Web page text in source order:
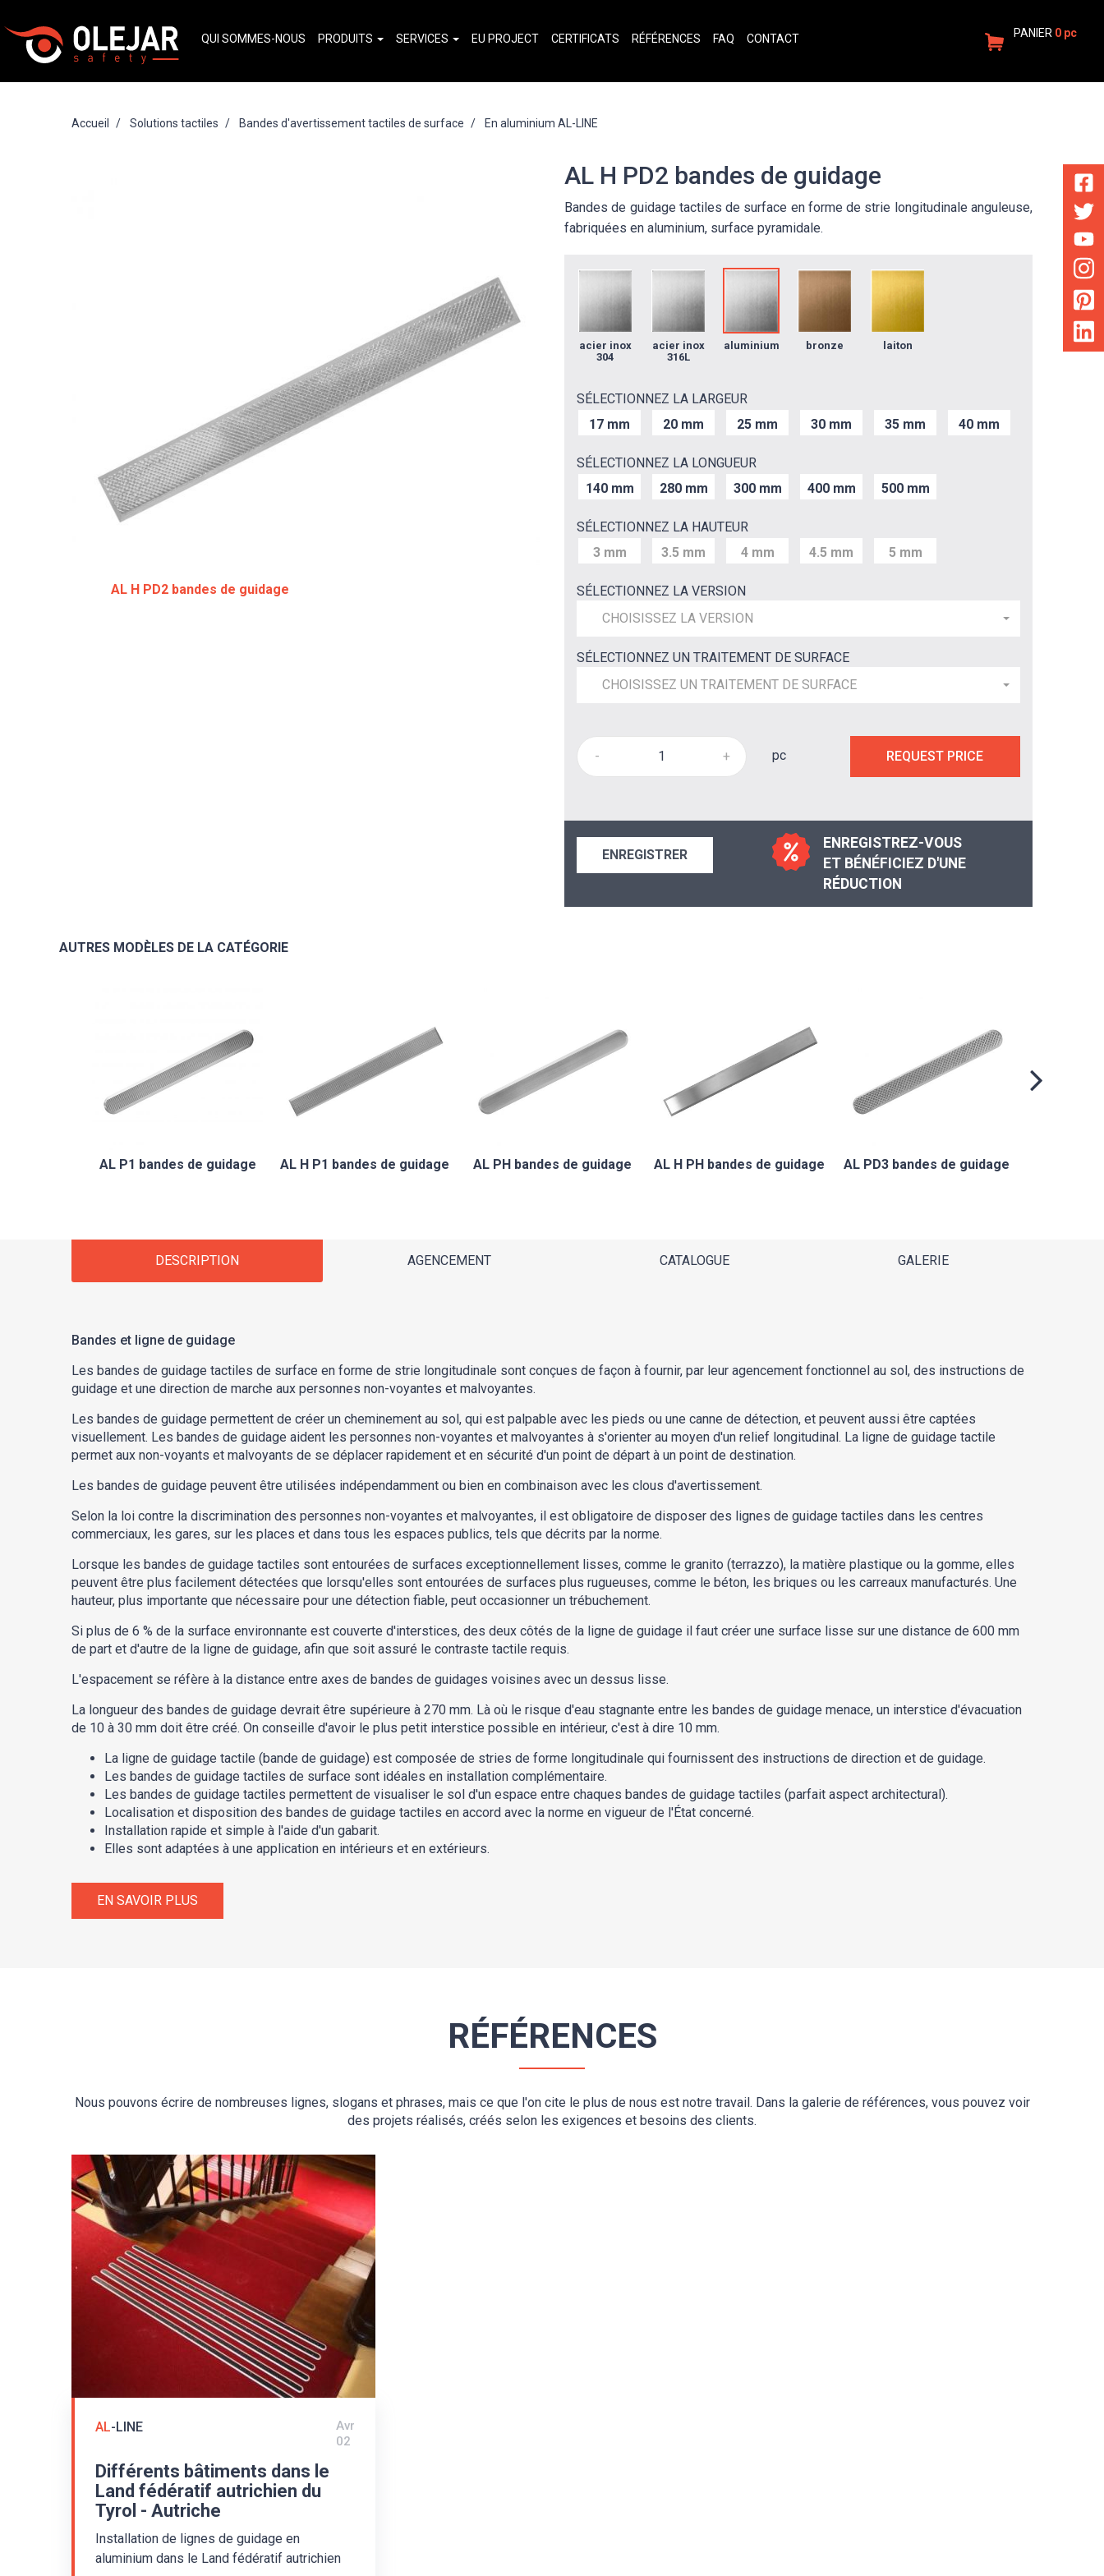
Accueil Solutions tactiles Bandes d'avertissement tactiles de surface En aluminium AL-LINE
AL H PD2 bandes de guidage
AL H PD2 bandes de guidage
Bandes de guidage tactiles de surface en forme de strie longitudinale anguleuse,
fabriquées en aluminium, surface pyramidale.
acier inox
304
acier inox
316L
aluminium bronze laiton
SÉLECTIONNEZ LA LARGEUR
17 mm
20 mm 25 mm 30 mm 35 mm 40 mm
SÉLECTIONNEZ LA LONGUEUR
140 mm
280 mm 300 mm 400 mm 500 mm
SÉLECTIONNEZ LA HAUTEUR
3 mm
3.5 mm 4 mm 4.5 mm 5 mm
SÉLECTIONNEZ LA VERSION
CHOISISSEZ LA VERSION
SÉLECTIONNEZ UN TRAITEMENT DE SURFACE
CHOISISSEZ UN TRAITEMENT DE SURFACE
- + pc REQUEST PRICE
ENREGISTRER
ENREGISTREZ-VOUS
ET BÉNÉFICIEZ D'UNE
RÉDUCTION
AUTRES MODÈLES DE LA CATÉGORIE
AL P1 bandes de guidage AL H P1 bandes de guidage AL PH bandes de guidage AL H PH bandes de guidage AL PD3 bandes de guidage
DESCRIPTION AGENCEMENT CATALOGUE GALERIE
Bandes et ligne de guidage
Les bandes de guidage tactiles de surface en forme de strie longitudinale sont conçues de façon à fournir, par leur agencement fonctionnel au sol, des instructions de
guidage et une direction de marche aux personnes non-voyantes et malvoyantes.
Les bandes de guidage permettent de créer un cheminement au sol, qui est palpable avec les pieds ou une canne de détection, et peuvent aussi être captées
visuellement. Les bandes de guidage aident les personnes non-voyantes et malvoyantes à s'orienter au moyen d'un relief longitudinal. La ligne de guidage tactile
permet aux non-voyants et malvoyants de se déplacer rapidement et en sécurité d'un point de départ à un point de destination.
Les bandes de guidage peuvent être utilisées indépendamment ou bien en combinaison avec les clous d'avertissement.
Selon la loi contre la discrimination des personnes non-voyantes et malvoyantes, il est obligatoire de disposer des lignes de guidage tactiles dans les centres
commerciaux, les gares, sur les places et dans tous les espaces publics, tels que décrits par la norme.
Lorsque les bandes de guidage tactiles sont entourées de surfaces exceptionnellement lisses, comme le granito (terrazzo), la matière plastique ou la gomme, elles
peuvent être plus facilement détectées que lorsqu'elles sont entourées de surfaces plus rugueuses, comme le béton, les briques ou les carreaux manufacturés. Une
hauteur, plus importante que nécessaire pour une détection fiable, peut occasionner un trébuchement.
Si plus de 6 % de la surface environnante est couverte d'interstices, des deux côtés de la ligne de guidage il faut créer une surface lisse sur une distance de 600 mm
de part et d'autre de la ligne de guidage, afin que soit assuré le contraste tactile requis.
L'espacement se réfère à la distance entre axes de bandes de guidages voisines avec un dessus lisse.
La longueur des bandes de guidage devrait être supérieure à 270 mm. Là où le risque d'eau stagnante entre les bandes de guidage menace, un interstice d'évacuation
de 10 à 30 mm doit être créé. On conseille d'avoir le plus petit interstice possible en intérieur, c'est à dire 10 mm.
La ligne de guidage tactile (bande de guidage) est composée de stries de forme longitudinale qui fournissent des instructions de direction et de guidage.
Les bandes de guidage tactiles de surface sont idéales en installation complémentaire.
Les bandes de guidage tactiles permettent de visualiser le sol d'un espace entre chaques bandes de guidage tactiles (parfait aspect architectural).
Localisation et disposition des bandes de guidage tactiles en accord avec la norme en vigueur de l'État concerné.
Installation rapide et simple à l'aide d'un gabarit.
Elles sont adaptées à une application en intérieurs et en extérieurs.
EN SAVOIR PLUS
RÉFÉRENCES
Nous pouvons écrire de nombreuses lignes, slogans et phrases, mais ce que l'on cite le plus de nous est notre travail. Dans la galerie de références, vous pouvez voir
des projets réalisés, créés selon les exigences et besoins des clients.
AL-LINE
Avr
02
Différents bâtiments dans le
Land fédératif autrichien du
Tyrol - Autriche
Installation de lignes de guidage en
aluminium dans le Land fédératif autrichien
QUI SOMMES-NOUS PRODUITS SERVICES EU PROJECT CERTIFICATS RÉFÉRENCES FAQ CONTACT PANIER 0 pc